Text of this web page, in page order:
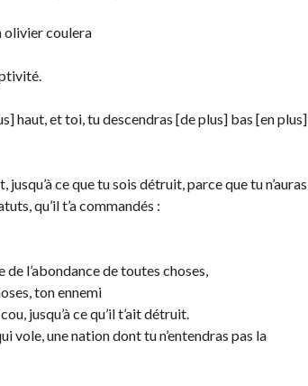
olivier coulera
haut, et toi, tu descendras [de plus] bas [en plus]
ce que tu sois détruit, parce que tu n’auras
qu’il t’a commandés :
l’abondance de toutes choses,
ton ennemi
jusqu’à ce qu’il t’ait détruit.
vole, une nation dont tu n’entendras pas la